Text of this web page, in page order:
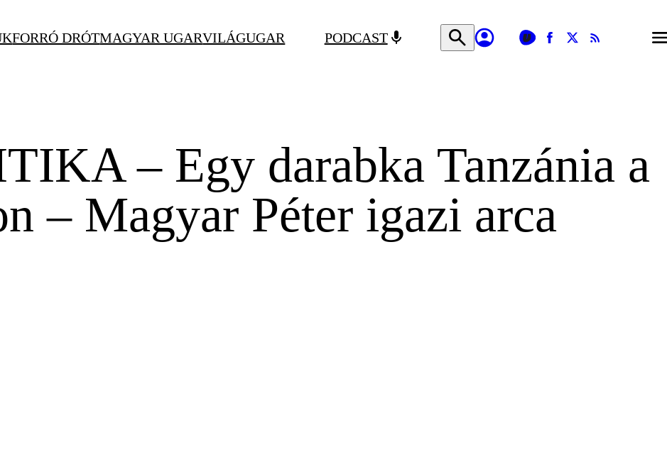
FORRÓ DRÓTMAGYAR UGARVILÁGUGAR PODCAST
– Egy darabka Tanzánia a
– Magyar Péter igazi arca